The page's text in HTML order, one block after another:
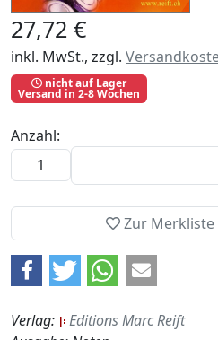
Verlag:
Editions Marc Reift
27,72 €
inkl. MwSt., zzgl.
nicht auf Lager
Versand in 2-8 Wochen
Anzahl:
Zur